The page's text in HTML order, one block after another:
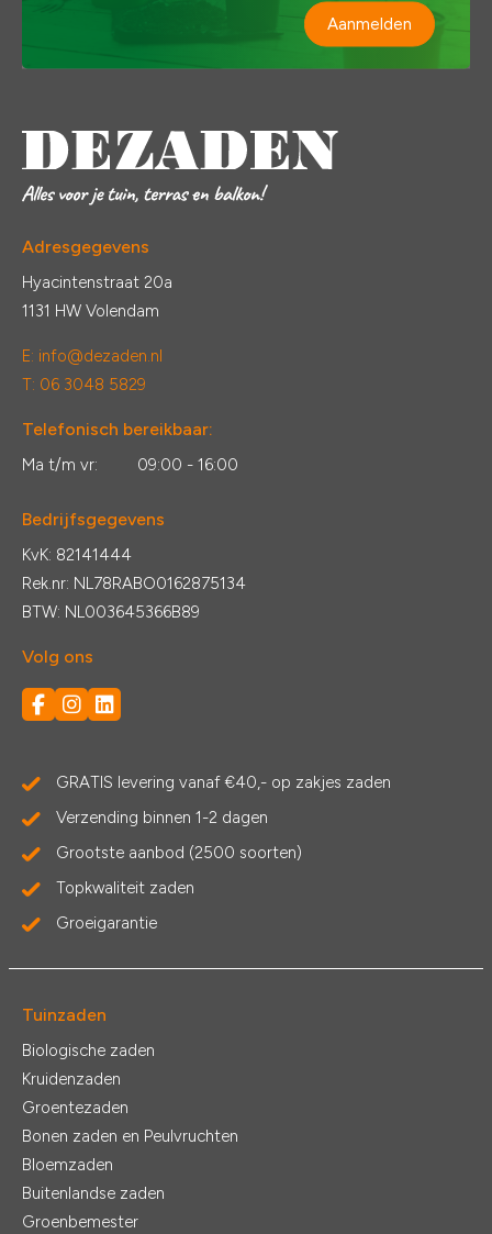
Aanmelden
Adresgegevens
Hyacintenstraat 20a
1131 HW Volendam
E: info@dezaden.nl
T: 06 3048 5829
Telefonisch bereikbaar:
Ma t/m vr: 09:00 - 16:00
Bedrijfsgegevens
KvK: 82141444
Rek.nr: NL78RABO0162875134
BTW: NL003645366B89
Volg ons
GRATIS levering vanaf €40,- op zakjes zaden
Verzending binnen 1-2 dagen
Grootste aanbod (2500 soorten)
Topkwaliteit zaden
Groeigarantie
Tuinzaden
Biologische zaden
Kruidenzaden
Groentezaden
Bonen zaden en Peulvruchten
Bloemzaden
Buitenlandse zaden
Groenbemester